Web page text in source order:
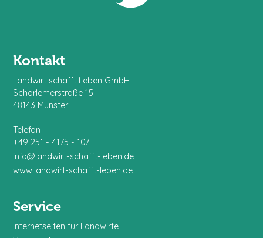
Kontakt
Landwirt schafft Leben GmbH
Schorlemerstraße 15
48143 Münster
Telefon
+49 251 - 4175 - 107
info@landwirt-schafft-leben.de
www.landwirt-schafft-leben.de
Service
Internetseiten für Landwirte